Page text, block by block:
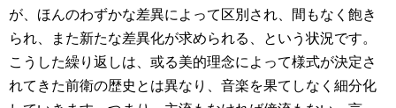
が、ほんのわずかな差異によって区別され、間もなく飽き
られ、また新たな差異化が求められる、という状況です。
こうした繰り返しは、或る美的理念によって様式が決定さ
れてきた前衛の歴史とは異なり、音楽を果てしなく細分化